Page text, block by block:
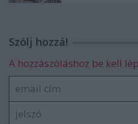
Szólj hozzá!
A hozzászóláshoz be kell